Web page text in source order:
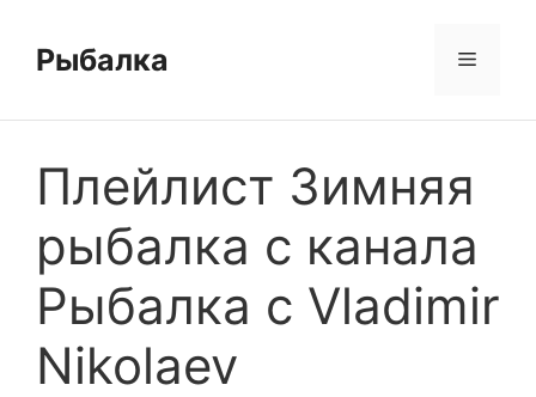
содержимому
Рыбалка Меню
Плейлист Зимняя
рыбалка с канала
Рыбалка с Vladimir
Nikolaev